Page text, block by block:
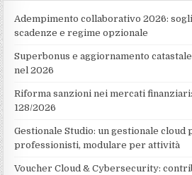
Adempimento collaborativo 2026:
scadenze e regime opzionale
Superbonus e aggiornamento
nel 2026
Riforma sanzioni nei mercati
128/2026
Gestionale Studio: un gestionale cloud
professionisti, modulare per attività
Voucher Cloud & Cybersecurity: